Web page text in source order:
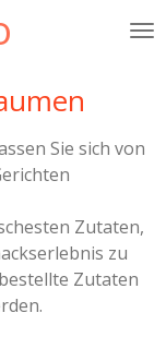
Sie sich von
Zutaten,
zu
Zutaten